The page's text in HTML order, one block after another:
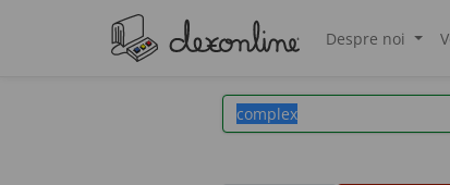
Despre noi